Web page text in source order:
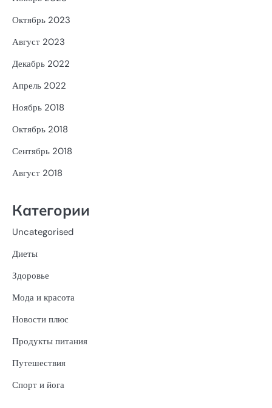
Октябрь 2023
Август 2023
Декабрь 2022
Апрель 2022
Ноябрь 2018
Октябрь 2018
Сентябрь 2018
Август 2018
Категории
Uncategorised
Диеты
Здоровье
Мода и красота
Новости плюс
Продукты питания
Путешествия
Спорт и йога